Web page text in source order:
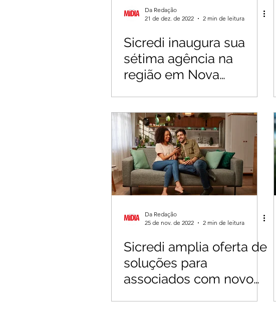
Da Redação
21 de dez. de 2022
2 min de leitura
Sicredi inaugura sua
sétima agência na
região em Nova
Da Redação
25 de nov. de 2022
2 min de leitura
Sicredi amplia oferta de
soluções para
associados com novo